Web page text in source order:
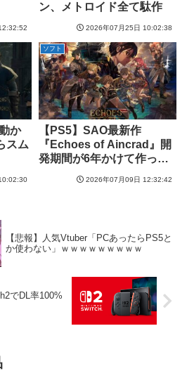
ン、メトロイド全て駄作
2026年07月25日 10:02:38
か
スム
ソフト
【PS5】SAO最新作
『Echoes of Aincrad』開
発期間が6年かけて作った
2026年07月09日 12:32:42
【悲報】人気Vtuber「PCあったらPS5と
か使わない」ｗｗｗｗｗｗｗｗｗ
でDL率100%